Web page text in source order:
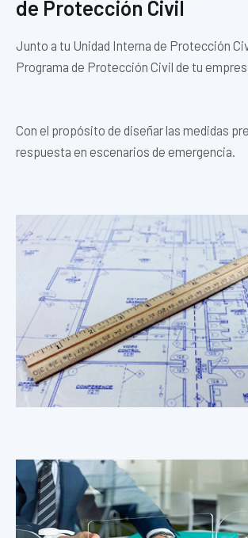
de Protección Civil
Junto a tu Unidad Interna de Protección
Programa de Protección Civil de tu
Con el propósito de diseñar las medidas
respuesta en escenarios de emergencia.